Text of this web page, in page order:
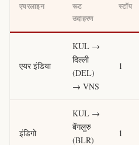
एयरलाइन
रूट
उदाहरण
स्टॉप
एयर इंडिया
KUL →
दिल्ली
(DEL)
→ VNS
1
इंडिगो
KUL →
बेंगलुरु
(BLR)
1